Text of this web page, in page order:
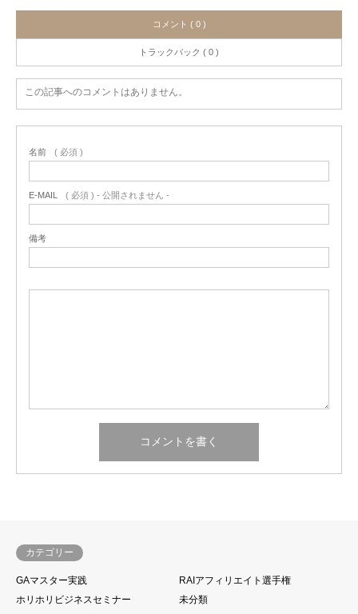
コメント ( 0 )
トラックバック ( 0 )
この記事へのコメントはありません。
名前 ( 必須 )
E-MAIL ( 必須 ) - 公開されません -
備考
カテゴリー
GAマスター実践
RAIアフィリエイト選手権
ホリホリビジネスセミナー
未分類